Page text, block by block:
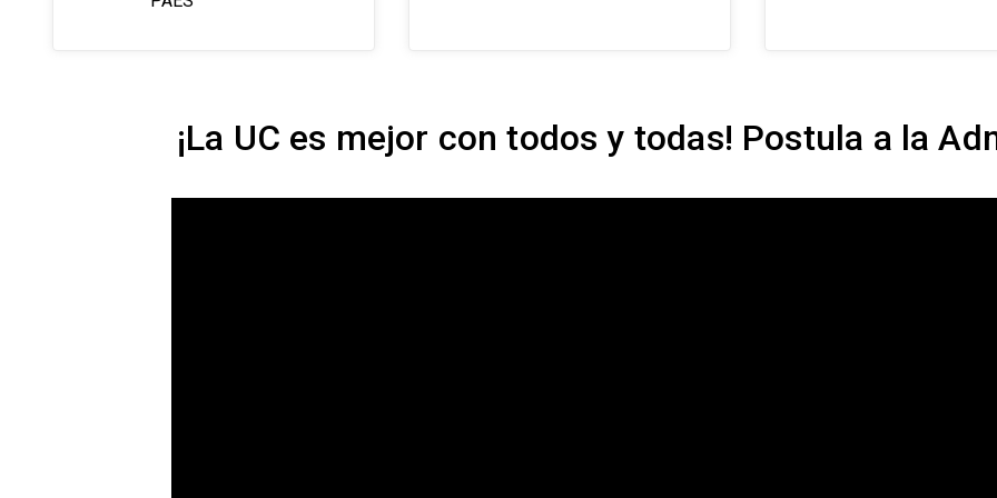
¡La UC es mejor con todos y todas! Postula a la